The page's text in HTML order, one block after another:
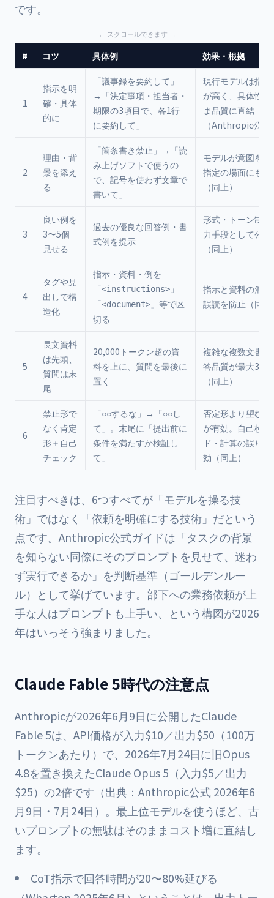
です。
# コツ 具体例 効果・根拠
1
指示を明
確・具体
的に
「議事録を要約して」
→「決定事項・担当者・
期限の3項目で、各1行
に要約して」
現行モデルは指
が高く、具体性
ま品質に直結
（Anthropic公式
2
理由・背
景を添え
る
「箇条書き禁止」→「読
み上げソフトで使うの
で、記号を使わず文章で
書いて」
モデルが意図を
指定の場面にも一
（同上）
3
良い例を
3〜5個
見せる
過去の優良な回答例・書
式例を提示
形式・トーン制
力手段として公
（同上）
4
タグや見
出しで構
造化
指示・資料・例を
「<instructions> 」
「<document> 」等で区
切る
指示と資料の混
誤読を防止（同上
5
長文資料
は先頭、
質問は末
尾
20,000トークン超の資
料を上に、質問を最後に
置く
複雑な複数文書
答品質が最大
（同上）
6
禁止形で
なく肯定
形＋自己
チェック
「○○するな」→「○○し
て」。末尾に「提出前に
条件を満たすか検証し
て」
否定形より望む
が有効。自己検
ド・計算の誤り
効（同上）
注目すべきは、6つすべてが「モデルを操る技
術」ではなく「依頼を明確にする技術」だという
点です。Anthropic公式ガイドは「タスクの背景
を知らない同僚にそのプロンプトを見せて、迷わ
ず実行できるか」を判断基準（ゴールデンルー
ル）として挙げています。部下への業務依頼が上
手な人はプロンプトも上手い、という構図が2026
年はいっそう強まりました。
Claude Fable 5時代の注意点
Anthropicが2026年6月9日に公開したClaude
Fable 5は、API価格が入力$10／出力$50（100万
トークンあたり）で、2026年7月24日に旧Opus
4.8を置き換えたClaude Opus 5（入力$5／出力
$25）の2倍です（出典：Anthropic公式 2026年6
月9日・7月24日）。最上位モデルを使うほど、古
いプロンプトの無駄はそのままコスト増に直結し
ます。
CoT指示で回答時間が20〜80%延びる